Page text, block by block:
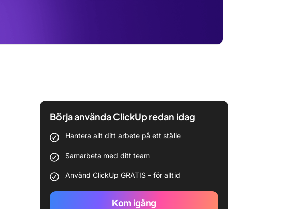
Börja använda ClickUp redan idag
Hantera allt ditt arbete på ett ställe
Samarbeta med ditt team
Använd ClickUp GRATIS – för alltid
Kom igång